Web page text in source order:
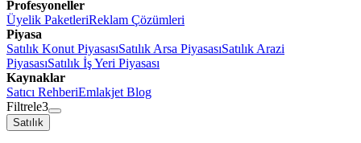
Profesyoneller
Üyelik PaketleriReklam Çözümleri
Piyasa
Satılık Konut PiyasasıSatılık Arsa PiyasasıSatılık Arazi
PiyasasıSatılık İş Yeri Piyasası
Kaynaklar
Satıcı RehberiEmlakjet Blog
Filtrele3
Satılık